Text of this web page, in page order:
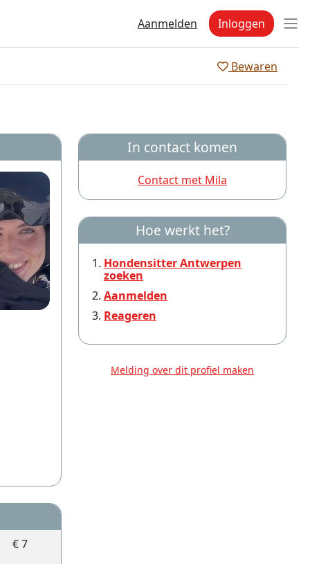
Aanmelden Inloggen
Bewaren
€ 7
In contact komen
Contact met Mila
Hoe werkt het?
Hondensitter Antwerpen
zoeken
Aanmelden
Reageren
Melding over dit profiel maken